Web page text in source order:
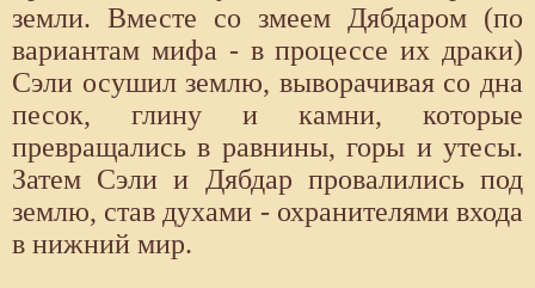
земли. Вместе со змеем Дябдаром (по
вариантам мифа - в процессе их драки)
Сэли осушил землю, выворачивая со дна
песок, глину и камни, которые
превращались в равнины, горы и утесы.
Затем Сэли и Дябдар провалились под
землю, став духами - охранителями входа
в нижний мир.